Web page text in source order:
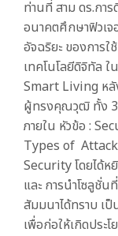
ท่านที่ สาม ดร.กา
อนาคตศึกษาฟิวเจ
อัจฉริยะ ของการ
เทคโนโลยีดิจิทัล
Smart Living หลั
ผู้ทรงคุณวุฒิ ทั้ง 3
ภายใน หัวข้อ :
Types of
Security โดยได้ห
และ การนําโซลูชั่น
สัมมนาได้ทราบ เ
เพื่อก่อให้เกิดประ